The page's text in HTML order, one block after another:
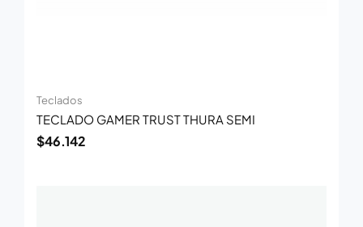
Teclados
TECLADO GAMER TRUST THURA SEMI
$46.142